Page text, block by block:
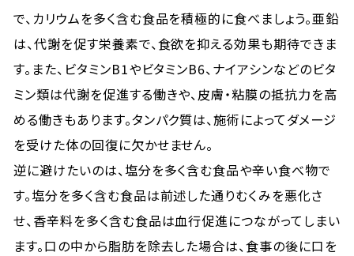
で、カリウムを多く含む食品を積極的に食べましょう。亜鉛
は、代謝を促す栄養素で、食欲を抑える効果も期待できま
す。また、ビタミンB1やビタミンB6、ナイアシンなどのビタ
ミン類は代謝を促進する働きや、皮膚・粘膜の抵抗力を高
める働きもあります。タンパク質は、施術によってダメージ
を受けた体の回復に欠かせません。
逆に避けたいのは、塩分を多く含む食品や辛い食べ物で
す。塩分を多く含む食品は前述した通りむくみを悪化さ
せ、香辛料を多く含む食品は血行促進につながってしまい
ます。口の中から脂肪を除去した場合は、食事の後に口を